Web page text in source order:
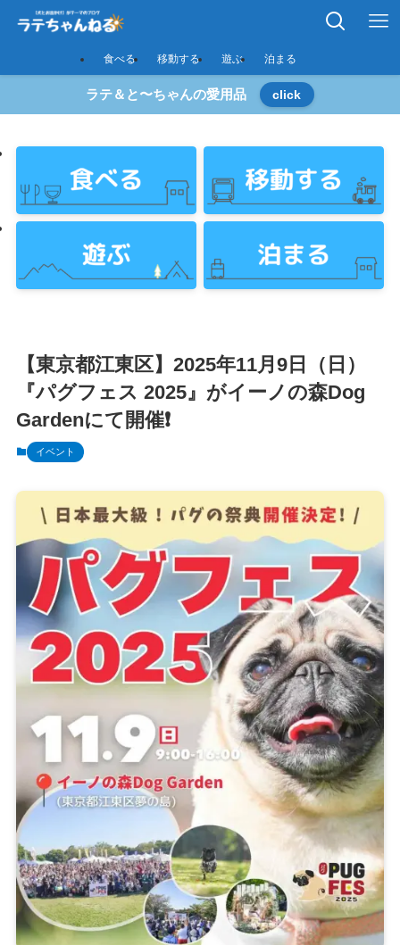
食べる 移動する 遊ぶ 泊まる
ラテ＆と〜ちゃんの愛用品 click
【東京都江東区】2025年11月9日（日）
『パグフェス 2025』がイーノの森Dog
Gardenにて開催❗️
イベント